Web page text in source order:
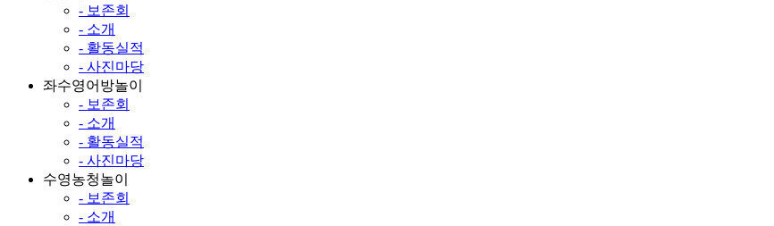
- 보존회
- 소개
- 활동실적
- 사진마당
좌수영어방놀이
- 보존회
- 소개
- 활동실적
- 사진마당
수영농청놀이
- 보존회
- 소개